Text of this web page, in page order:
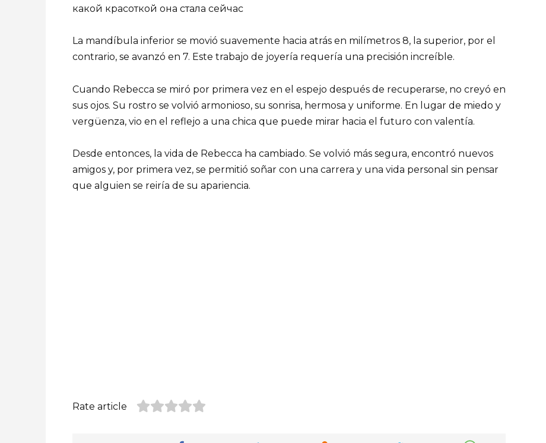
La mandíbula inferior se movió suavemente hacia atrás en milímetros 8, la superior, por el
contrario, se avanzó en 7. Este trabajo de joyería requería una precisión increíble.
Cuando Rebecca se miró por primera vez en el espejo después de recuperarse, no creyó en
sus ojos. Su rostro se volvió armonioso, su sonrisa, hermosa y uniforme. En lugar de miedo y
vergüenza, vio en el reflejo a una chica que puede mirar hacia el futuro con valentía.
Desde entonces, la vida de Rebecca ha cambiado. Se volvió más segura, encontró nuevos
amigos y, por primera vez, se permitió soñar con una carrera y una vida personal sin pensar
que alguien se reiría de su apariencia.
Rate article